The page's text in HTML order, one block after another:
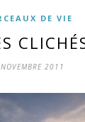
DE VIE
2011